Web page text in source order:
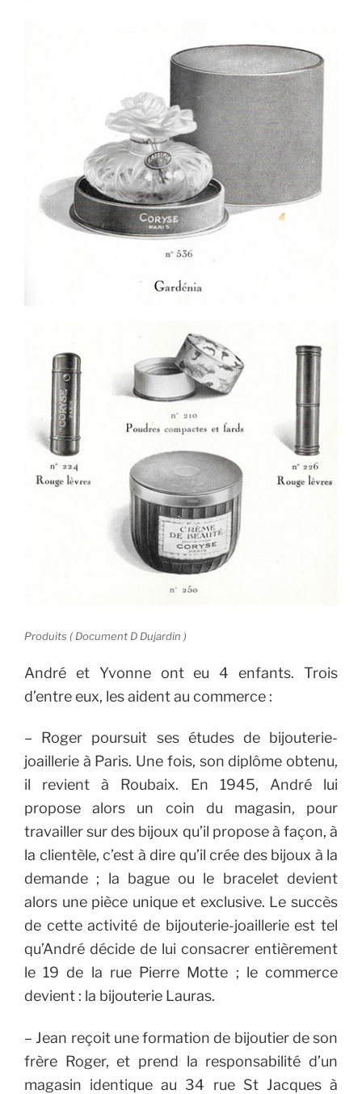
Produits ( Document D Dujardin )
André et Yvonne ont eu 4 enfants. Trois
d’entre eux, les aident au commerce :
– Roger poursuit ses études de bijouterie-
joaillerie à Paris. Une fois, son diplôme obtenu,
il revient à Roubaix. En 1945, André lui
propose alors un coin du magasin, pour
travailler sur des bijoux qu’il propose à façon, à
la clientèle, c’est à dire qu’il crée des bijoux à la
demande ; la bague ou le bracelet devient
alors une pièce unique et exclusive. Le succès
de cette activité de bijouterie-joaillerie est tel
qu’André décide de lui consacrer entièrement
le 19 de la rue Pierre Motte ; le commerce
devient : la bijouterie Lauras.
– Jean reçoit une formation de bijoutier de son
frère Roger, et prend la responsabilité d’un
magasin identique au 34 rue St Jacques à